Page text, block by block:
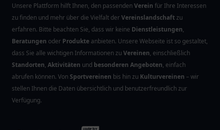
Unsere Plattform hilft Ihnen, den passendenVerein für Ihre Interessen
zu finden und mehr über die Vielfalt derVereinslandschaftzu
erfahren. Bitte beachten Sie, dass wir keine Dienstleistungen,
Beratungen oder Produkte anbieten. Unsere Webseite ist so gestaltet,
dass Sie alle wichtigen Informationen zu Vereinen, einschließlich
Standorten, Aktivitäten und besonderen Angeboten, einfach
abrufen können. VonSportvereinen bis hin zu Kulturvereinen – wir
stellen Ihnen die Daten übersichtlich und benutzerfreundlich zur
Verfügung.